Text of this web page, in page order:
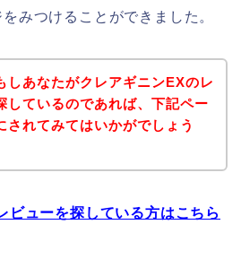
みつけることができました。
しあなたがクレアギニンEXのレ
しているのであれば、下記ペー
されてみてはいかがでしょう
ビューを探している方はこちら